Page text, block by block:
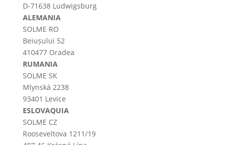
D-71638 Ludwigsburg
ALEMANIA
SOLME RO
Beiușului 52
410477 Oradea
RUMANIA
SOLME SK
Mlynská 2238
93401 Levice
ESLOVAQUIA
SOLME CZ
Rooseveltova 1211/19